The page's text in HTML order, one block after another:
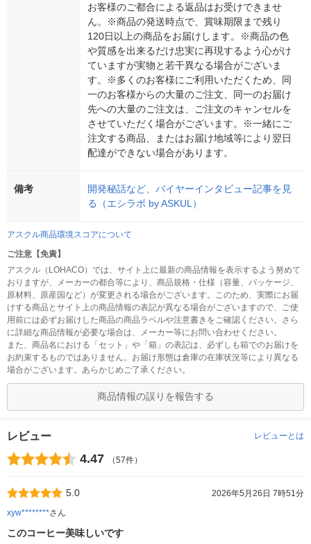
お客様のご都合による返品はお受けできませ
ん。※商品の発送時点で、賞味期限まで残り
120日以上の商品をお届けします。※商品の色
や質感を出来るだけ忠実に再現するよう心がけ
ていますが実物と若干異なる場合がございま
す。※多くのお客様にご利用いただくため、同
一のお客様からの大量のご注文、同一のお届け
先への大量のご注文は、ご注文のキャンセルを
させていただく場合がございます。※一緒にご
注文する商品、またはお届け地域等により翌日
配達ができない場合があります。
備考
開発秘話など、バイヤーインタビュー記事を見
る（エシラボ by ASKUL）
アスクル商品環境スコアについて
ご注意【免責】
アスクル（LOHACO）では、サイト上に最新の商品情報を表示するよう努めて
おりますが、メーカーの都合等により、商品規格・仕様（容量、パッケージ、
原材料、原産国など）が変更される場合がございます。このため、実際にお届
けする商品とサイト上の商品情報の表記が異なる場合がございますので、ご使
用前には必ずお届けした商品の商品ラベルや注意書きをご確認ください。さら
に詳細な商品情報が必要な場合は、メーカー等にお問い合わせください。
また、商品名における「セット」や「箱」の表記は、必ずしも箱でのお届けを
お約束するものではありません。お届け形態は倉庫の在庫状況等により異なる
場合がございます。あらかじめご了承ください。
商品情報の誤りを報告する
レビュー レビューとは
4.47 （57件）
5.0
2026年5月26日 7時51分
xyw********さん
このコーヒー美味しいです